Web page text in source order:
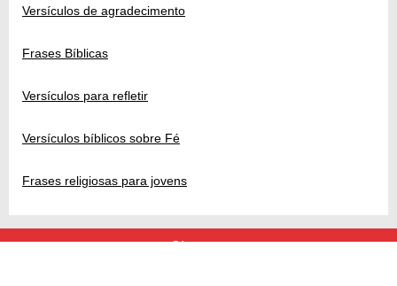
Versículos de agradecimento
Frases Bíblicas
Versículos para refletir
Versículos bíblicos sobre Fé
Frases religiosas para jovens
Siga-nos